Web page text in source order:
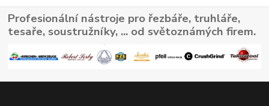
Profesionální nástroje pro řezbáře, truhláře,
tesaře, soustružníky, ... od světoznámých firem.